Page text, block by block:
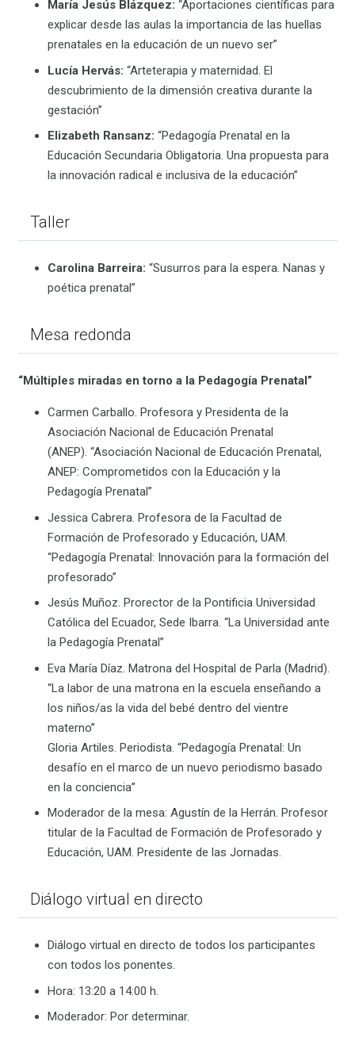
María Jesús Blázquez: “Aportaciones científicas para
explicar desde las aulas la importancia de las huellas
prenatales en la educación de un nuevo ser”
Lucía Hervás: “Arteterapia y maternidad. El
descubrimiento de la dimensión creativa durante la
gestación”
Elizabeth Ransanz: “Pedagogía Prenatal en la
Educación Secundaria Obligatoria. Una propuesta para
la innovación radical e inclusiva de la educación”
Taller
Carolina Barreira: “Susurros para la espera. Nanas y
poética prenatal”
Mesa redonda
“Múltiples miradas en torno a la Pedagogía Prenatal”
Carmen Carballo. Profesora y Presidenta de la
Asociación Nacional de Educación Prenatal
(ANEP). “Asociación Nacional de Educación Prenatal,
ANEP: Comprometidos con la Educación y la
Pedagogía Prenatal”
Jessica Cabrera. Profesora de la Facultad de
Formación de Profesorado y Educación, UAM.
“Pedagogía Prenatal: Innovación para la formación del
profesorado”
Jesús Muñoz. Prorector de la Pontificia Universidad
Católica del Ecuador, Sede Ibarra. “La Universidad ante
la Pedagogía Prenatal”
Eva María Díaz. Matrona del Hospital de Parla (Madrid).
“La labor de una matrona en la escuela enseñando a
los niños/as la vida del bebé dentro del vientre
materno”
Gloria Artiles. Periodista. “Pedagogía Prenatal: Un
desafío en el marco de un nuevo periodismo basado
en la conciencia”
Moderador de la mesa: Agustín de la Herrán. Profesor
titular de la Facultad de Formación de Profesorado y
Educación, UAM. Presidente de las Jornadas.
Diálogo virtual en directo
Diálogo virtual en directo de todos los participantes
con todos los ponentes.
Hora: 13:20 a 14:00 h.
Moderador: Por determinar.